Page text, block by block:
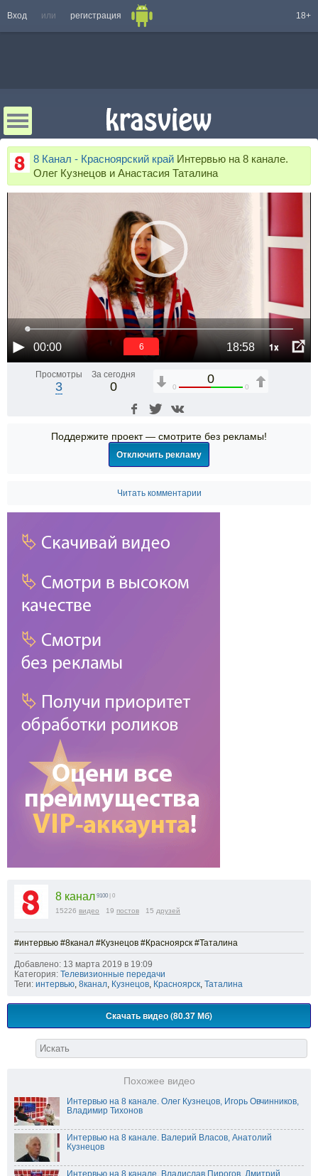
Вход или регистрация 18+
8 Канал - Красноярский край Интервью на 8 канале.
Олег Кузнецов и Анастасия Таталина
00:00 18:58 1x
6
Просмотры
3
За сегодня
0
0
0 0
Поддержите проект — смотрите без рекламы!
Отключить рекламу
Читать комментарии
8 канал 9100 | 0
15226 видео 19 постов 15 друзей
#интервью #8канал #Кузнецов #Красноярск #Таталина
Добавлено: 13 марта 2019 в 19:09
Категория: Телевизионные передачи
Теги: интервью, 8канал, Кузнецов, Красноярск, Таталина
Скачать видео (80.37 Мб)
Похожее видео
Интервью на 8 канале. Олег Кузнецов, Игорь Овчинников,
Владимир Тихонов
Интервью на 8 канале. Валерий Власов, Анатолий
Кузнецов